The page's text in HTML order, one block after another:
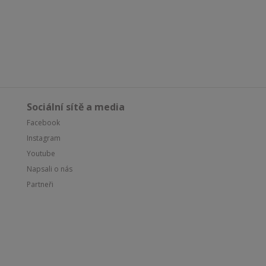
Sociální sítě a media
Facebook
Instagram
Youtube
Napsali o nás
Partneři